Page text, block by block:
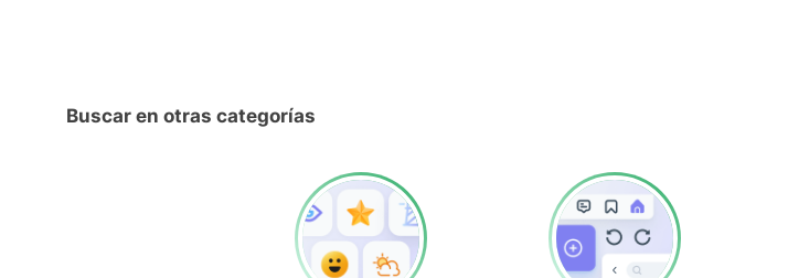
Buscar en otras categorías